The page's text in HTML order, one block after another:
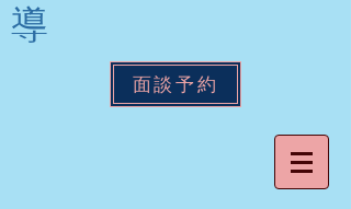
導
面談予約